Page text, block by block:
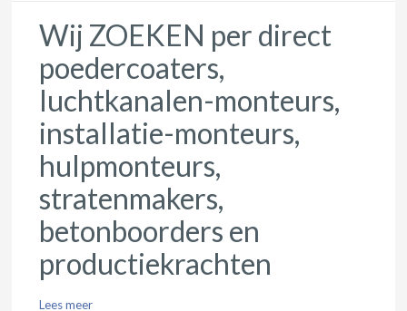
Wij ZOEKEN per direct
poedercoaters,
luchtkanalen-monteurs,
installatie-monteurs,
hulpmonteurs,
stratenmakers,
betonboorders en
productiekrachten
Lees meer